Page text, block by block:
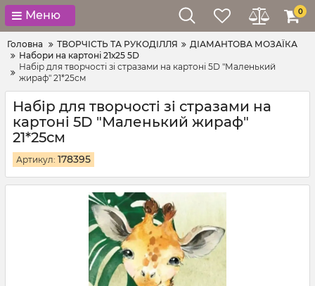
Меню 0
Головна ТВОРЧІСТЬ ТА РУКОДІЛЛЯ
ДІАМАНТОВА МОЗАЇКА
Набори на картоні 21х25 5D
Набір для творчості зі стразами на картоні 5D "Маленький
жираф" 21*25см
Набір для творчості зі стразами на
картоні 5D "Маленький жираф"
21*25см
Артикул: 178395